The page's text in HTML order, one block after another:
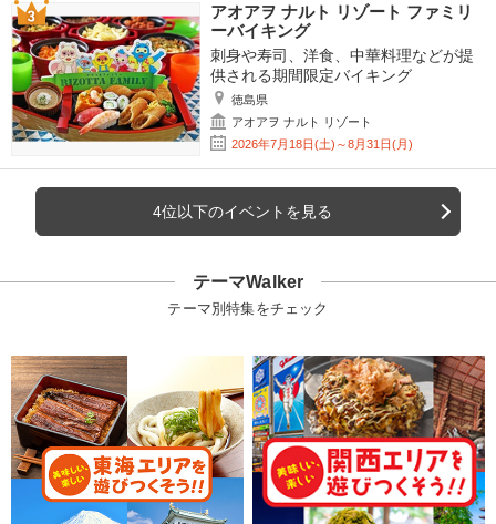
アオアヲ ナルト リゾート ファミリ
ーバイキング
刺身や寿司、洋食、中華料理などが提
供される期間限定バイキング
徳島県
アオアヲ ナルト リゾート
2026年7月18日(土)～8月31日(月)
4位以下のイベントを見る
テーマWalker
テーマ別特集をチェック